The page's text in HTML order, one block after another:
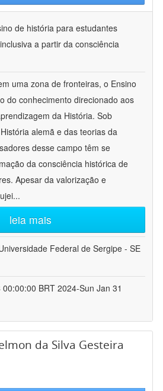
de história para estudantes
a partir da consciência
uma zona de fronteiras, o Ensino
do conhecimento direcionado aos
da História. Sob
alemã e das teorias da
desse campo têm se
da consciência histórica de
Apesar da valorização e
...
leia mais
Federal de Sergipe - SE
BRT 2024-Sun Jan 31
da Silva Gesteira